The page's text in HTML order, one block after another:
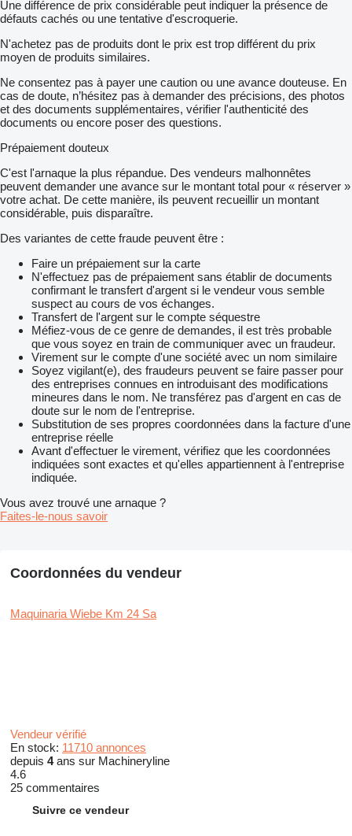
Une différence de prix considérable peut indiquer la présence de
défauts cachés ou une tentative d'escroquerie.
N'achetez pas de produits dont le prix est trop différent du prix
moyen de produits similaires.
Ne consentez pas à payer une caution ou une avance douteuse. En
cas de doute, n’hésitez pas à demander des précisions, des photos
et des documents supplémentaires, vérifier l'authenticité des
documents ou encore poser des questions.
Prépaiement douteux
C'est l'arnaque la plus répandue. Des vendeurs malhonnêtes
peuvent demander une avance sur le montant total pour « réserver »
votre achat. De cette manière, ils peuvent recueillir un montant
considérable, puis disparaître.
Des variantes de cette fraude peuvent être :
Faire un prépaiement sur la carte
N'effectuez pas de prépaiement sans établir de documents
confirmant le transfert d'argent si le vendeur vous semble
suspect au cours de vos échanges.
Transfert de l'argent sur le compte séquestre
Méfiez-vous de ce genre de demandes, il est très probable
que vous soyez en train de communiquer avec un fraudeur.
Virement sur le compte d'une société avec un nom similaire
Soyez vigilant(e), des fraudeurs peuvent se faire passer pour
des entreprises connues en introduisant des modifications
mineures dans le nom. Ne transférez pas d'argent en cas de
doute sur le nom de l'entreprise.
Substitution de ses propres coordonnées dans la facture d'une
entreprise réelle
Avant d'effectuer le virement, vérifiez que les coordonnées
indiquées sont exactes et qu'elles appartiennent à l'entreprise
indiquée.
Vous avez trouvé une arnaque ?
Faites-le-nous savoir
Coordonnées du vendeur
Maquinaria Wiebe Km 24 Sa
Vendeur vérifié
En stock: 11710 annonces
depuis 4ans sur Machineryline
4.6
25 commentaires
Suivre ce vendeur